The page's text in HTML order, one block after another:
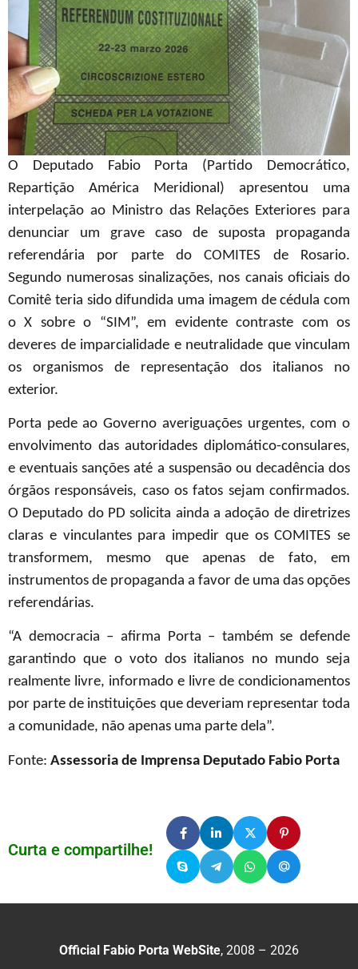
O Deputado Fabio Porta (Partido Democrático,
Repartição América Meridional) apresentou uma
interpelação ao Ministro das Relações Exteriores para
denunciar um grave caso de suposta propaganda
referendária por parte do COMITES de Rosario.
Segundo numerosas sinalizações, nos canais oficiais do
Comitê teria sido difundida uma imagem de cédula com
o X sobre o “SIM”, em evidente contraste com os
deveres de imparcialidade e neutralidade que vinculam
os organismos de representação dos italianos no
exterior.
Porta pede ao Governo averiguações urgentes, com o
envolvimento das autoridades diplomático-consulares,
e eventuais sanções até a suspensão ou decadência dos
órgãos responsáveis, caso os fatos sejam confirmados.
O Deputado do PD solicita ainda a adoção de diretrizes
claras e vinculantes para impedir que os COMITES se
transformem, mesmo que apenas de fato, em
instrumentos de propaganda a favor de uma das opções
referendárias.
“A democracia – afirma Porta – também se defende
garantindo que o voto dos italianos no mundo seja
realmente livre, informado e livre de condicionamentos
por parte de instituições que deveriam representar toda
a comunidade, não apenas uma parte dela”.
Fonte: Assessoria de Imprensa Deputado Fabio Porta
Curta e compartilhe!
Official Fabio Porta WebSite, 2008 – 2026